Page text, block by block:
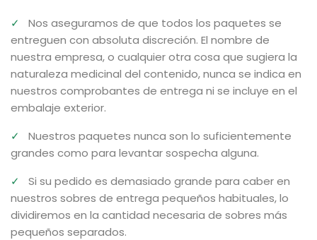
✓
Nos aseguramos de que todos los paquetes se
entreguen con absoluta discreción. El nombre de
nuestra empresa, o cualquier otra cosa que sugiera la
naturaleza medicinal del contenido, nunca se indica en
nuestros comprobantes de entrega ni se incluye en el
embalaje exterior.
✓
Nuestros paquetes nunca son lo suficientemente
grandes como para levantar sospecha alguna.
✓
Si su pedido es demasiado grande para caber en
nuestros sobres de entrega pequeños habituales, lo
dividiremos en la cantidad necesaria de sobres más
pequeños separados.